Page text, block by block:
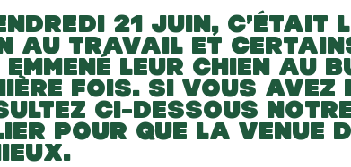
21 JUIN, C’ÉTAIT
AU TRAVAIL ET
EMMENÉ LEUR CHIEN AU
FOIS. SI VOUS AVEZ
CI-DESSOUS
POUR QUE LA VENUE